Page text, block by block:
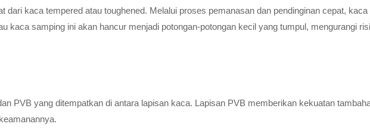
dari kaca tempered atau toughened. Melalui proses pemanasan dan pendinginan cepat,
kaca samping ini akan hancur menjadi potongan-potongan kecil yang tumpul, mengurangi
PVB yang ditempatkan di antara lapisan kaca. Lapisan PVB memberikan kekuatan